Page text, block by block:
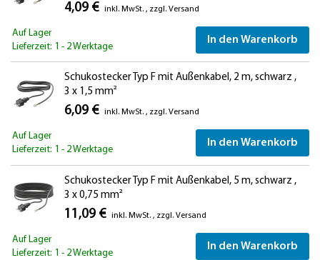
4,09 € inkl. MwSt. , zzgl. Versand
Auf Lager
Lieferzeit: 1 - 2 Werktage
In den Warenkorb
Schukostecker Typ F mit Außenkabel, 2 m, schwarz ,
3 x 1,5 mm²
6,09 € inkl. MwSt. , zzgl. Versand
Auf Lager
Lieferzeit: 1 - 2 Werktage
In den Warenkorb
Schukostecker Typ F mit Außenkabel, 5 m, schwarz ,
3 x 0,75 mm²
11,09 € inkl. MwSt. , zzgl. Versand
Auf Lager
Lieferzeit: 1 - 2 Werktage
In den Warenkorb